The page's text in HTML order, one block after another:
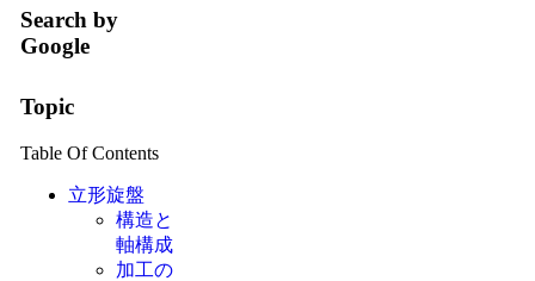
Search by
Google
Topic
Table Of Contents
立形旋盤
構造と
軸構成
加工の